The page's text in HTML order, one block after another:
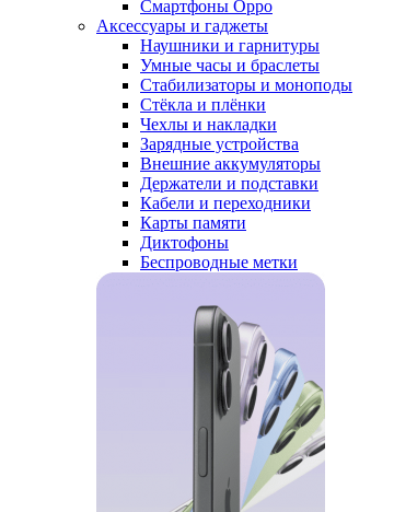
Смартфоны Oppo
Аксессуары и гаджеты
Наушники и гарнитуры
Умные часы и браслеты
Стабилизаторы и моноподы
Стёкла и плёнки
Чехлы и накладки
Зарядные устройства
Внешние аккумуляторы
Держатели и подставки
Кабели и переходники
Карты памяти
Диктофоны
Беспроводные метки